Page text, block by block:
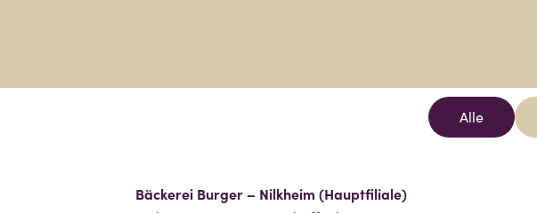
Alle
Bäckerei Burger – Nilkheim (Hauptfiliale)